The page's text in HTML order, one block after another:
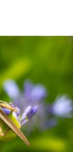
0